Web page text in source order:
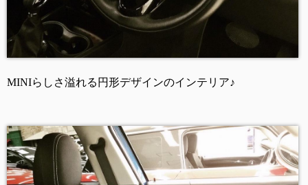
MINIらしさ溢れる円形デザインのインテリア♪